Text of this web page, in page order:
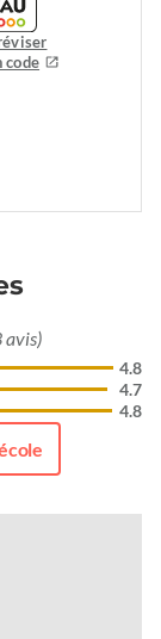
code
avis)
4.8
4.7
4.8